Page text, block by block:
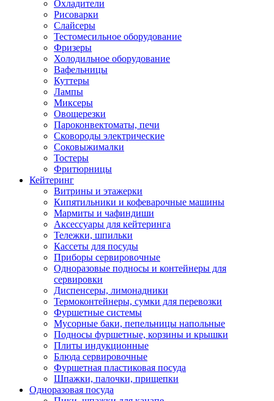
Охладители
Рисоварки
Слайсеры
Тестомесильное оборудование
Фризеры
Холодильное оборудование
Вафельницы
Куттеры
Лампы
Миксеры
Овощерезки
Пароконвектоматы, печи
Сковороды электрические
Соковыжималки
Тостеры
Фритюрницы
Кейтеринг
Витрины и этажерки
Кипятильники и кофеварочные машины
Мармиты и чафиндиши
Аксессуары для кейтеринга
Тележки, шпильки
Кассеты для посуды
Приборы сервировочные
Одноразовые подносы и контейнеры для
сервировки
Диспенсеры, лимонадники
Термоконтейнеры, сумки для перевозки
Фуршетные системы
Мусорные баки, пепельницы напольные
Подносы фуршетные, корзины и крышки
Плиты индукционные
Блюда сервировочные
Фуршетная пластиковая посуда
Шпажки, палочки, прищепки
Одноразовая посуда